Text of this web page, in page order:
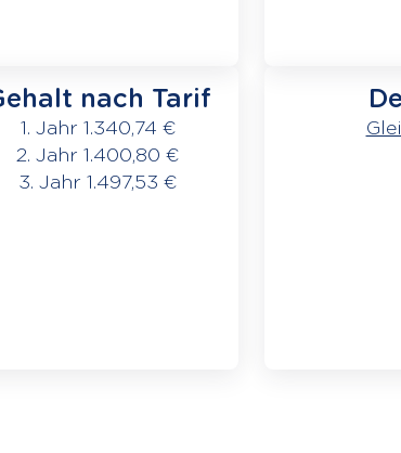
nach Tarif
1. Jahr 1.340,74 €
2. Jahr 1.400,80 €
3. Jahr 1.497,53 €